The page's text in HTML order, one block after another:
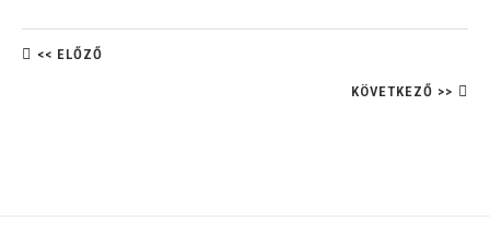
<< ELŐZŐ
KÖVETKEZŐ >>